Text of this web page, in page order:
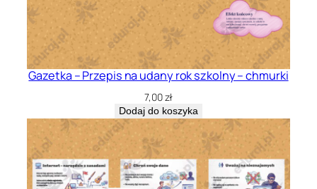
Gazetka – Przepis na udany rok szkolny – chmurki
7,00zł
Dodaj do koszyka